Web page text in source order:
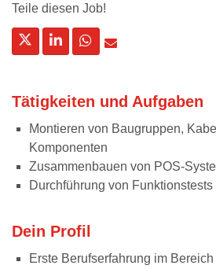
Teile diesen Job!
Tätigkeiten und Aufgaben
Montieren von Baugruppen,
Komponenten
Zusammenbauen von POS-
Durchführung von
Dein Profil
Erste Berufserfahrung im